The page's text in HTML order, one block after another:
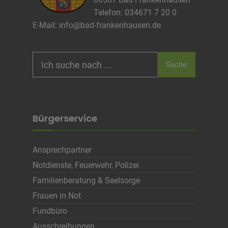
Telefon: 034671 7 20 0
E-Mail: info@bad-frankenhausen.de
for:
Suche
Bürgerservice
Ansprechpartner
Notdienste, Feuerwehr, Polizei
Familienberatung & Seelsorge
Frauen in Not
Fundbüro
Infos schließen